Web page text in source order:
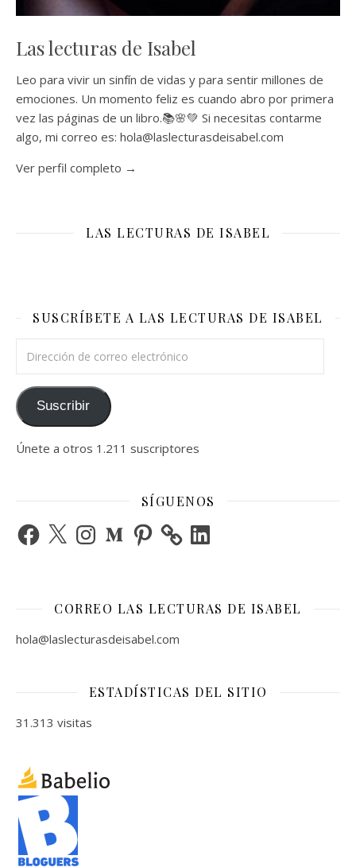
Las lecturas de Isabel
Leo para vivir un sinfín de vidas y para sentir millones de
emociones. Un momento feliz es cuando abro por primera
vez las páginas de un libro.📚🌸💚 Si necesitas contarme
algo, mi correo es: hola@laslecturasdeisabel.com
Ver perfil completo →
LAS LECTURAS DE ISABEL
SUSCRÍBETE A LAS LECTURAS DE ISABEL
Suscribir
Únete a otros 1.211 suscriptores
SÍGUENOS
Facebook
X InstagramMediumPinterest LinkedIn
CORREO LAS LECTURAS DE ISABEL
hola@laslecturasdeisabel.com
ESTADÍSTICAS DEL SITIO
31.313 visitas